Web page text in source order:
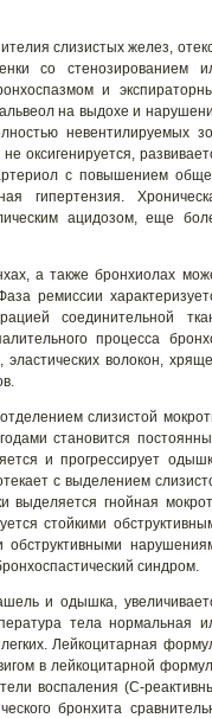
слизистых желез,
со стенозированием
и
на выдохе и
невентилируемых
оксигенируется,
с повышением
гипертензия.
ацидозом, еще
а также бронхиолах
ремиссии
соединительной
процесса
волокон,
слизистой
становится
и прогрессирует
с выделением
выделяется гнойная
стойкими
обструктивными
синдром.
и одышка,
тела нормальная
Лейкоцитарная
в лейкоцитарной
воспаления (С-
бронхита